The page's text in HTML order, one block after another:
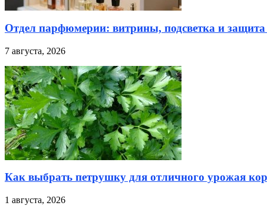
Отдел парфюмерии: витрины, подсветка и
7 августа, 2026
Как выбрать петрушку для отличного урожая
1 августа, 2026